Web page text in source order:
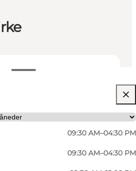
09:30 AM–04:30 PM
09:30 AM–04:30 PM